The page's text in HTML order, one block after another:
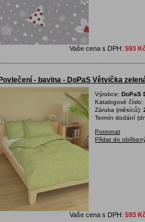
Vaše cena s DPH: 593
Povlečení - bavlna - DoPaS Větvička
Výrobce: DoPaS
Katalogové číslo:
Záruka (měsíců):
Termín dodání
Porovnat
Přidat do
Vaše cena s DPH: 593